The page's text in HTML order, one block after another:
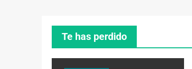
Te has perdido